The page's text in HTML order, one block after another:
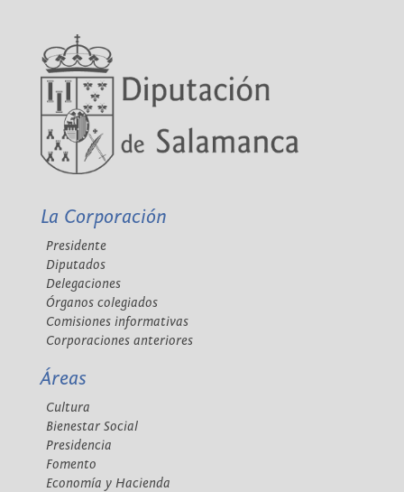
La Corporación
Presidente
Diputados
Delegaciones
Órganos colegiados
Comisiones informativas
Corporaciones anteriores
Áreas
Cultura
Bienestar Social
Presidencia
Fomento
Economía y Hacienda